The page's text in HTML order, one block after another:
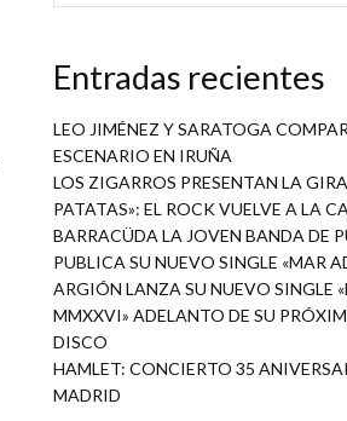
Entradas recientes
LEO JIMÉNEZ Y SARATOGA
ESCENARIO EN IRUÑA
LOS ZIGARROS PRESENTAN LA
PATATAS»: EL ROCK VUELVE A LA
BARRACÜDA LA JOVEN BANDA DE
PUBLICA SU NUEVO SINGLE «MAR
ARGIÓN LANZA SU NUEVO SINGLE
MMXXVI» ADELANTO DE SU
DISCO
HAMLET: CONCIERTO 35
MADRID